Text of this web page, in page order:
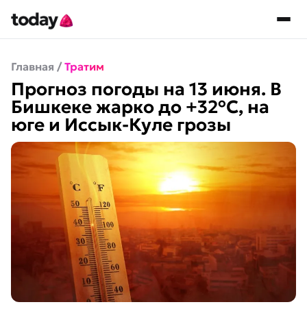
Главная / Тратим
Прогноз погоды на 13 июня. В
Бишкеке жарко до +32°C, на
юге и Иссык-Куле грозы